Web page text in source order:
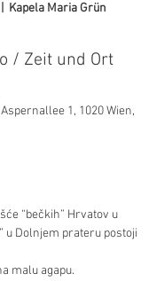
Kapela Maria Grün
/ Zeit und Ort
1, 1020 Wien,
“bečkih” Hrvatov u
u Dolnjem prateru postoji
malu agapu.